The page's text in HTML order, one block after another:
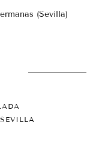
(Sevilla)